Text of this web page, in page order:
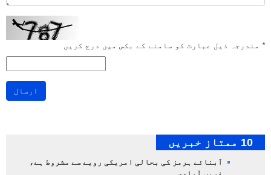
* مندرجہ ذیل عبارت کو سامنے کے بکس میں درج کریں
ارسال
10 ممتاز خبریں
آبنائے ہرمز کی بحالی امریکی رویے سے مشروط ہے،